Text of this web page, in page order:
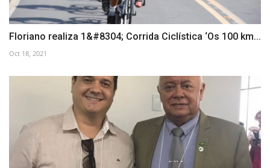
Floriano realiza 1&#8304; Corrida Ciclística ‘Os 100 km...
Oct 18, 2021